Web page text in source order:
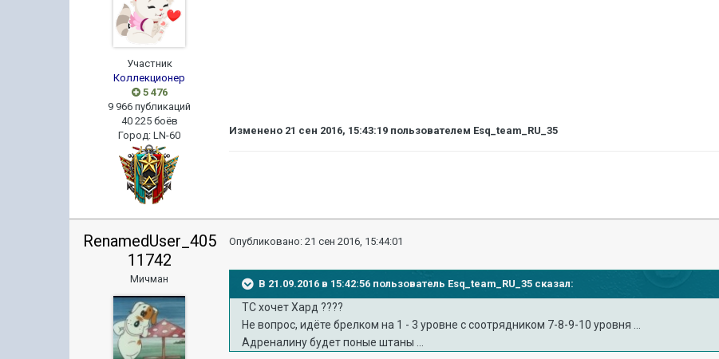
Участник
Коллекционер
5 476
9 966 публикаций
40 225 боёв
Город:LN-60 Изменено 21 сен 2016, 15:43:19 пользователем Esq_team_RU_35
RenamedUser_405
11742
Мичман
Опубликовано:21 сен 2016, 15:44:01
В 21.09.2016 в 15:42:56 пользователь Esq_team_RU_35 сказал:
ТС хочет Хард ????
Не вопрос, идёте брелком на 1 - 3 уровне с соотрядником 7-8-9-10 уровня ...
Адреналину будет поные штаны ...